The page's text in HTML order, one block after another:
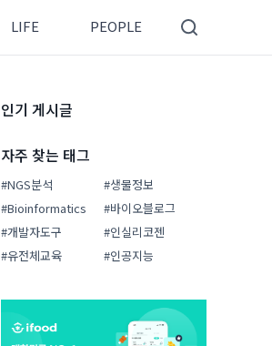
LIFE PEOPLE
인기 게시글
자주 찾는 태그
#NGS분석
#생물정보
#Bioinformatics
#바이오블로그
#개발자도구
#인실리코젠
#유전체교육
#인공지능